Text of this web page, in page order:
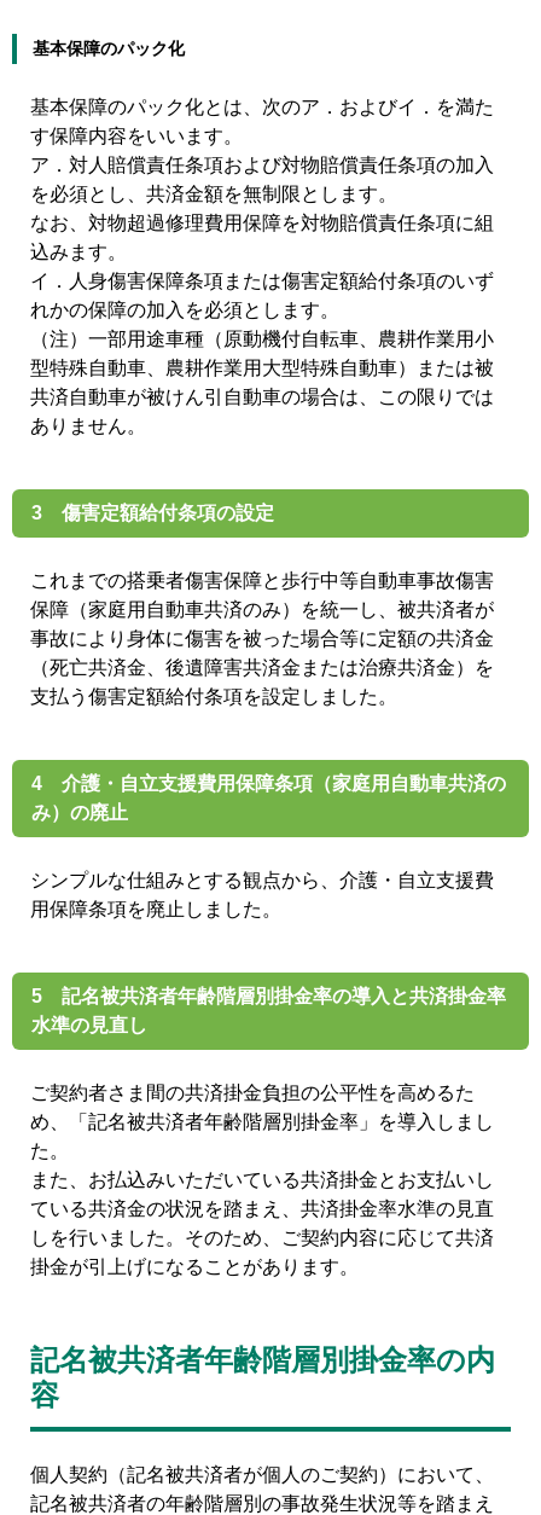
基本保障のパック化
基本保障のパック化とは、次のア．およびイ．を満た
す保障内容をいいます。
ア．対人賠償責任条項および対物賠償責任条項の加入
を必須とし、共済金額を無制限とします。
なお、対物超過修理費用保障を対物賠償責任条項に組
込みます。
イ．人身傷害保障条項または傷害定額給付条項のいず
れかの保障の加入を必須とします。
（注）一部用途車種（原動機付自転車、農耕作業用小
型特殊自動車、農耕作業用大型特殊自動車）または被
共済自動車が被けん引自動車の場合は、この限りでは
ありません。
3 傷害定額給付条項の設定
これまでの搭乗者傷害保障と歩行中等自動車事故傷害
保障（家庭用自動車共済のみ）を統一し、被共済者が
事故により身体に傷害を被った場合等に定額の共済金
（死亡共済金、後遺障害共済金または治療共済金）を
支払う傷害定額給付条項を設定しました。
4 介護・自立支援費用保障条項（家庭用自動車共済の
み）の廃止
シンプルな仕組みとする観点から、介護・自立支援費
用保障条項を廃止しました。
5 記名被共済者年齢階層別掛金率の導入と共済掛金率
水準の見直し
ご契約者さま間の共済掛金負担の公平性を高めるた
め、「記名被共済者年齢階層別掛金率」を導入しまし
た。
また、お払込みいただいている共済掛金とお支払いし
ている共済金の状況を踏まえ、共済掛金率水準の見直
しを行いました。そのため、ご契約内容に応じて共済
掛金が引上げになることがあります。
記名被共済者年齢階層別掛金率の内
容
個人契約（記名被共済者が個人のご契約）において、
記名被共済者の年齢階層別の事故発生状況等を踏まえ